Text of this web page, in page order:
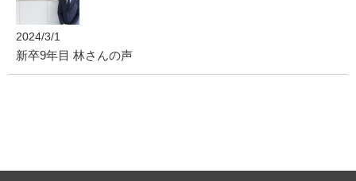
2024/3/1
新卒9年目 林さんの声